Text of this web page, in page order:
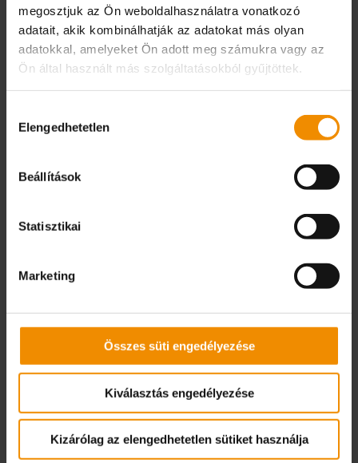
megosztjuk az Ön weboldalhasználatra vonatkozó
adatait, akik kombinálhatják az adatokat más olyan
adatokkal, amelyeket Ön adott meg számukra vagy az
Ön által használt más szolgáltatásokból gyűjtöttek.
kiválasztása
Elengedhetetlen
Beállítások
Statisztikai
Marketing
Összes süti engedélyezése
Kiválasztás engedélyezése
Kizárólag az elengedhetetlen sütiket használja
06 / 2023
A Christian Koenen csoport
kitüntetést kapott
A Christian Koenen csoport megkapta "A jövő
munkáltatója" elnevezésű, neves díjat
A CIKKHEZ